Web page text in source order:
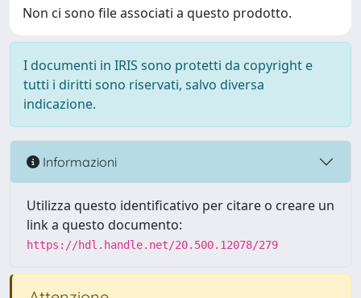
Non ci sono file associati a questo prodotto.
I documenti in IRIS sono protetti da copyright e
tutti i diritti sono riservati, salvo diversa
indicazione.
Informazioni
Utilizza questo identificativo per citare o creare un
link a questo documento:
https://hdl.handle.net/20.500.12078/279